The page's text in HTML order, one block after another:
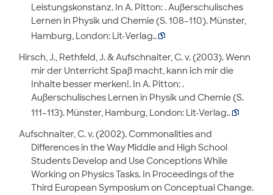
Leistungskonstanz. In A. Pitton: . Außerschulisches
Lernen in Physik und Chemie (S. 108–110). Münster,
Hamburg, London: Lit-Verlag..
Hirsch, J., Rethfeld, J. & Aufschnaiter, C. v. (2003). Wenn
mir der Unterricht Spaß macht, kann ich mir die
Inhalte besser merken!. In A. Pitton: .
Außerschulisches Lernen in Physik und Chemie (S.
111–113). Münster, Hamburg, London: Lit-Verlag..
Aufschnaiter, C. v. (2002). Commonalities and
Differences in the Way Middle and High School
Students Develop and Use Conceptions While
Working on Physics Tasks. In Proceedings of the
Third European Symposium on Conceptual Change.